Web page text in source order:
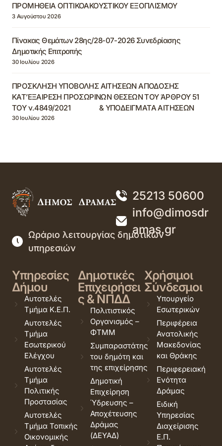
ΠΡΟΜΗΘΕΙΑ ΟΠΤΙΚΟΑΚΟΥΣΤΙΚΟΥ ΕΞΟΠΛΙΣΜΟΥ
3 Αυγούστου 2026
Πίνακας Θεμάτων 28ης/28-07-2026 Συνεδρίασης
Δημοτικής Επιτροπής
30 Ιουλίου 2026
ΠΡΟΣΚΛΗΣΗ ΥΠΟΒΟΛΗΣ ΑΙΤΗΣΕΩΝ ΑΠΟΔΟΣΗΣ
ΚΑΤ’ΕΞΑΙΡΕΣΗ ΠΡΟΣΩΡΙΝΩΝ ΘΕΣΕΩΝ ΤΟΥ ΆΡΘΡΟΥ 51
ΤΟΥ ν.4849/2021 & ΥΠΟΔΕΙΓΜΑΤΑ ΑΙΤΗΣΕΩΝ
30 Ιουλίου 2026
25213 50600
info@dimosdr
amas.gr
Ωράριο λειτουργίας δημοτικών
υπηρεσιών
Υπηρεσίες
Δήμου
Αυτοτελές
Τμήμα Κ.Ε.Π.
Αυτοτελές
Τμήμα
Εσωτερικού
Ελέγχου
Αυτοτελές
Τμήμα
Πολιτικής
Προστασίας
Αυτοτελές
Τμήμα Τοπικής
Οικονομικής
Δημοτικές
Επιχειρήσει
ς & ΝΠΔΔ
Πολιτιστικός
Οργανισμός –
ΦΤΜΜ
Συμπαραστάτης
του δημότη και
της επιχείρησης
Δημοτική
Επιχείρηση
Ύδρευσης –
Αποχέτευσης
Δράμας
(ΔΕΥΑΔ)
Χρήσιμοι
Σύνδεσμοι
Υπουργείο
Εσωτερικών
Περιφέρεια
Ανατολικής
Μακεδονίας
και Θράκης
Περιφερειακή
Ενότητα
Δράμας
Ειδική
Υπηρεσίας
Διαχείρισης
Ε.Π.